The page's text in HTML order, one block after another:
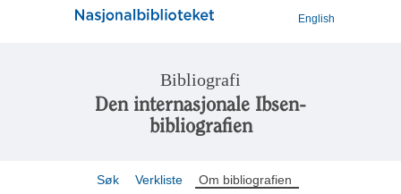
English
Bibliografi
Den internasjonale Ibsen-
bibliografien
Søk Verkliste Om bibliografien